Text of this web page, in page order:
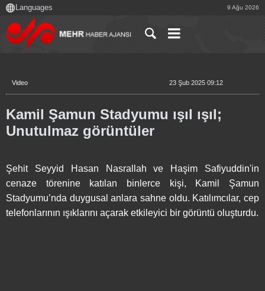
9 Ağu 2026
Video 23 Şub 2025 09:12
Kamil Şamun Stadyumu ışıl ışıl;
Unutulmaz görüntüler
Şehit Seyyid Hasan Nasrallah ve Haşim Safiyuddin'in
cenaze törenine katılan binlerce kişi, Kamil Şamun
Stadyumu’nda duygusal anlara sahne oldu. Katılımcılar, cep
telefonlarının ışıklarını açarak etkileyici bir görüntü oluşturdu.